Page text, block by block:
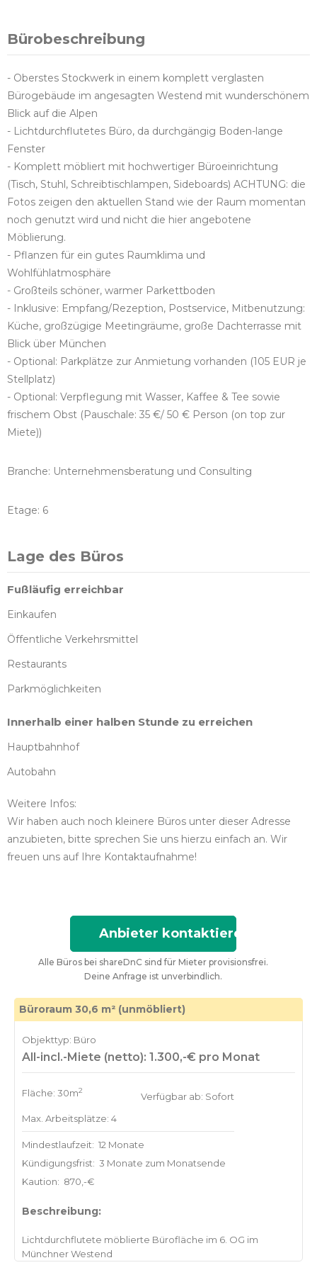
Bürobeschreibung
- Oberstes Stockwerk in einem komplett verglasten
Bürogebäude im angesagten Westend mit wunderschönem
Blick auf die Alpen
- Lichtdurchflutetes Büro, da durchgängig Boden-lange
Fenster
- Komplett möbliert mit hochwertiger Büroeinrichtung
(Tisch, Stuhl, Schreibtischlampen, Sideboards) ACHTUNG: die
Fotos zeigen den aktuellen Stand wie der Raum momentan
noch genutzt wird und nicht die hier angebotene
Möblierung.
- Pflanzen für ein gutes Raumklima und
Wohlfühlatmosphäre
- Großteils schöner, warmer Parkettboden
- Inklusive: Empfang/Rezeption, Postservice, Mitbenutzung:
Küche, großzügige Meetingräume, große Dachterrasse mit
Blick über München
- Optional: Parkplätze zur Anmietung vorhanden (105 EUR je
Stellplatz)
- Optional: Verpflegung mit Wasser, Kaffee & Tee sowie
frischem Obst (Pauschale: 35 €/ 50 € Person (on top zur
Miete))
Branche: Unternehmensberatung und Consulting
Etage: 6
Lage des Büros
Fußläufig erreichbar
Einkaufen
Öffentliche Verkehrsmittel
Restaurants
Parkmöglichkeiten
Innerhalb einer halben Stunde zu erreichen
Hauptbahnhof
Autobahn
Weitere Infos:
Wir haben auch noch kleinere Büros unter dieser Adresse
anzubieten, bitte sprechen Sie uns hierzu einfach an. Wir
freuen uns auf Ihre Kontaktaufnahme!
Anbieter kontaktieren
Alle Büros bei shareDnC sind für Mieter provisionsfrei.
Deine Anfrage ist unverbindlich.
Büroraum 30,6 m² (unmöbliert)
Objekttyp: Büro
All-incl.-Miete (netto): 1.300,-€ pro Monat
Fläche: 30m2
Max. Arbeitsplätze: 4
Verfügbar ab: Sofort
Mindestlaufzeit: 12 Monate
Kündigungsfrist: 3 Monate zum Monatsende
Kaution: 870,-€
Beschreibung:
Lichtdurchflutete möblierte Bürofläche im 6. OG im